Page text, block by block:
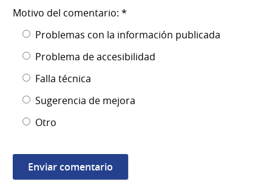
Motivo del comentario: *
Problemas con la información publicada
Problema de accesibilidad
Falla técnica
Sugerencia de mejora
Otro